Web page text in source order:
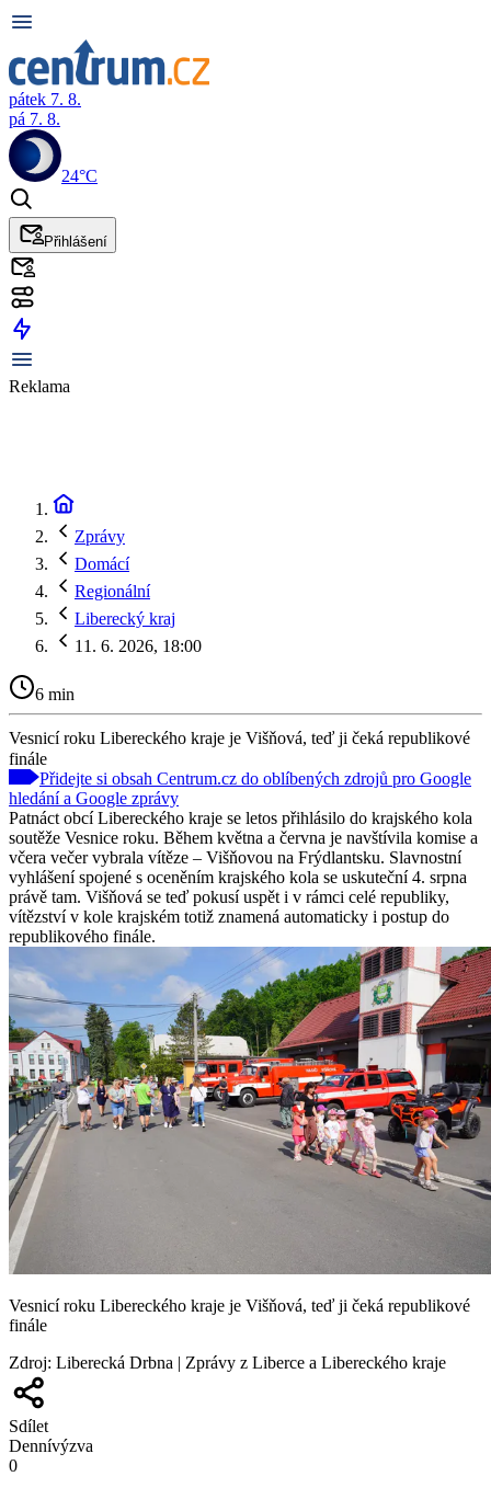
pátek 7. 8.
pá 7. 8.
24°C
Přihlášení
Reklama
Zprávy
Domácí
Regionální
Liberecký kraj
11. 6. 2026, 18:00
6 min
Vesnicí roku Libereckého kraje je Višňová, teď ji čeká republikové
finále
Přidejte si obsah Centrum.cz do oblíbených zdrojů pro Google
hledání a Google zprávy
Patnáct obcí Libereckého kraje se letos přihlásilo do krajského kola
soutěže Vesnice roku. Během května a června je navštívila komise a
včera večer vybrala vítěze – Višňovou na Frýdlantsku. Slavnostní
vyhlášení spojené s oceněním krajského kola se uskuteční 4. srpna
právě tam. Višňová se teď pokusí uspět i v rámci celé republiky,
vítězství v kole krajském totiž znamená automaticky i postup do
republikového finále.
Vesnicí roku Libereckého kraje je Višňová, teď ji čeká republikové
finále
Zdroj: Liberecká Drbna | Zprávy z Liberce a Libereckého kraje
Sdílet
Dennívýzva
0